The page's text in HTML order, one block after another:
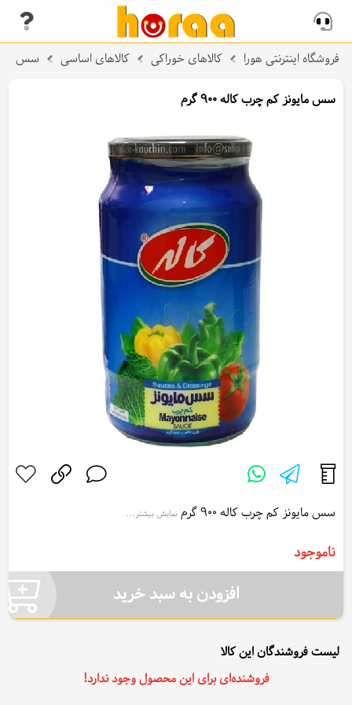
فروشگاه اینترنتی هورا کالاهای خوراکی کالاهای اساسی سس
سس مایونز کم چرب کاله 900 گرم
سس مایونز کم چرب کاله 900 گرم نمایش بیشتر...
ناموجود
افزودن به سبد خرید
لیست فروشندگان این کالا
فروشنده‌ای برای این محصول وجود ندارد!